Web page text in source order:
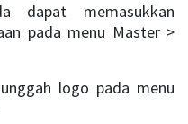
dapat memasukkan
pada menu Master >
logo pada menu